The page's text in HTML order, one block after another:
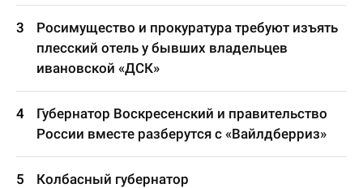
Росимущество и прокуратура требуют изъять
плесский отель у бывших владельцев
ивановской «ДСК»
Губернатор Воскресенский и правительство
России вместе разберутся с «Вайлдберриз»
Колбасный губернатор